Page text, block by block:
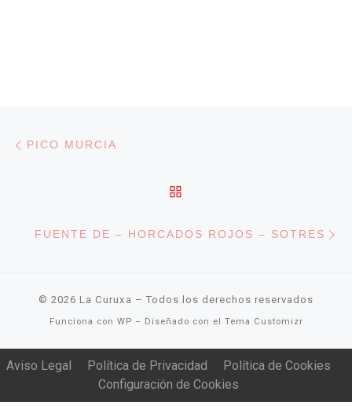
Navegación de entradas
PICO MURCIA
FUENTE DE – HORCADOS ROJOS – SOTRES
© 2026 La Curuxa – Todos los derechos reservados
Funciona con WP – Diseñado con el Tema Customizr
Aviso Legal Política de Privacidad
Política de Cookies
Configuración de Cookies